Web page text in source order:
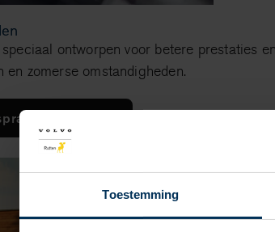
Toestemming
ontworpen voor betere prestaties
en zomerse omstandigheden.
maken